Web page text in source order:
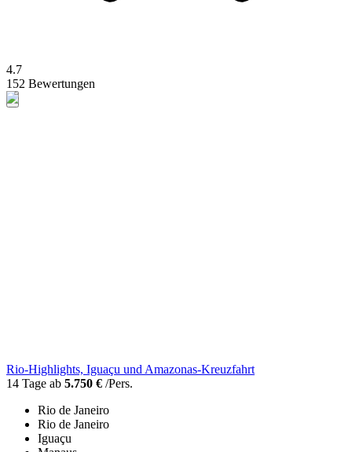
4.7
152 Bewertungen
Rio-Highlights, Iguaçu und Amazonas-Kreuzfahrt
14 Tage ab 5.750 € /Pers.
Rio de Janeiro
Rio de Janeiro
Iguaçu